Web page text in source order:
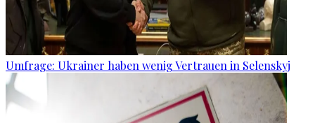
Umfrage: Ukrainer haben wenig Vertrauen in Selenskyj